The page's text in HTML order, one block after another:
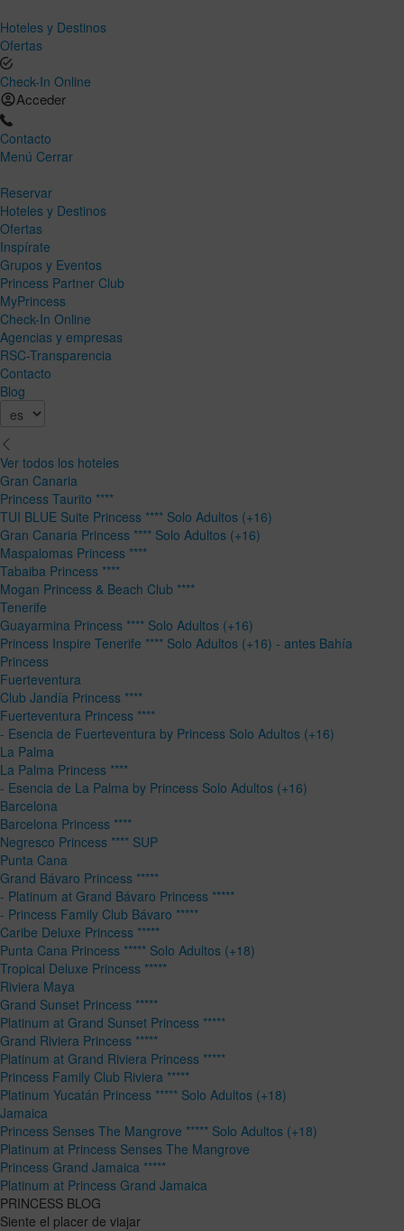
Hoteles y Destinos
Ofertas
Check-In Online
Acceder
Contacto
Menú Cerrar
Reservar
Hoteles y Destinos
Ofertas
Inspírate
Grupos y Eventos
Princess Partner Club
MyPrincess
Check-In Online
Agencias y empresas
RSC-Transparencia
Contacto
Blog
Ver todos los hoteles
Gran Canaria
Princess Taurito ****
TUI BLUE Suite Princess **** Solo Adultos (+16)
Gran Canaria Princess **** Solo Adultos (+16)
Maspalomas Princess ****
Tabaiba Princess ****
Mogan Princess & Beach Club ****
Tenerife
Guayarmina Princess **** Solo Adultos (+16)
Princess Inspire Tenerife **** Solo Adultos (+16) - antes Bahía
Princess
Fuerteventura
Club Jandía Princess ****
Fuerteventura Princess ****
- Esencia de Fuerteventura by Princess Solo Adultos (+16)
La Palma
La Palma Princess ****
- Esencia de La Palma by Princess Solo Adultos (+16)
Barcelona
Barcelona Princess ****
Negresco Princess **** SUP
Punta Cana
Grand Bávaro Princess *****
- Platinum at Grand Bávaro Princess *****
- Princess Family Club Bávaro *****
Caribe Deluxe Princess *****
Punta Cana Princess ***** Solo Adultos (+18)
Tropical Deluxe Princess *****
Riviera Maya
Grand Sunset Princess *****
Platinum at Grand Sunset Princess *****
Grand Riviera Princess *****
Platinum at Grand Riviera Princess *****
Princess Family Club Riviera *****
Platinum Yucatán Princess ***** Solo Adultos (+18)
Jamaica
Princess Senses The Mangrove ***** Solo Adultos (+18)
Platinum at Princess Senses The Mangrove
Princess Grand Jamaica *****
Platinum at Princess Grand Jamaica
PRINCESS BLOG
Siente el placer de viajar